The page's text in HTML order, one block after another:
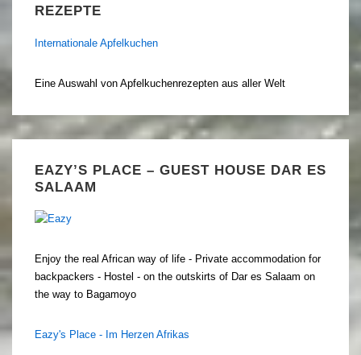
REZEPTE
Internationale Apfelkuchen
Eine Auswahl von Apfelkuchenrezepten aus aller Welt
EAZY’S PLACE – GUEST HOUSE DAR ES
SALAAM
Enjoy the real African way of life - Private accommodation for
backpackers - Hostel - on the outskirts of Dar es Salaam on
the way to Bagamoyo
Eazy's Place - Im Herzen Afrikas